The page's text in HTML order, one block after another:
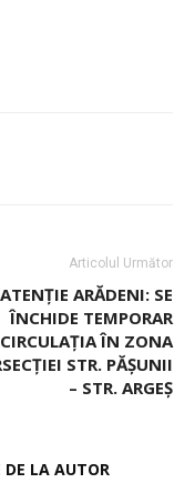
Articolul Următor
ATENȚIE ARĂDENI: SE
ÎNCHIDE TEMPORAR
CIRCULAȚIA ÎN ZONA
STR. PĂȘUNII
– STR. ARGEȘ
LA AUTOR